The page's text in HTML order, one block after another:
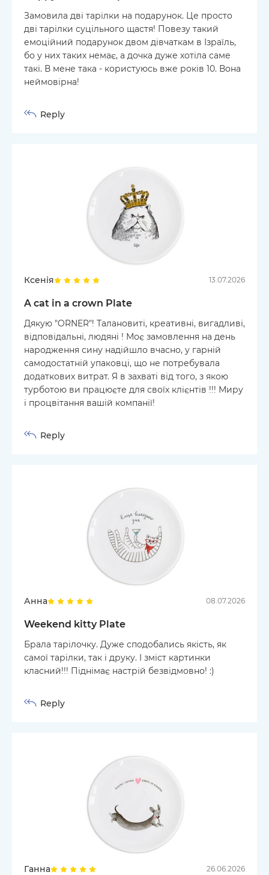
Замовила дві тарілки на подарунок. Це просто
дві тарілки суцільного щастя! Повезу такий
емоційний подарунок двом дівчаткам в Ізраїль,
бо у них таких немає, а дочка дуже хотіла саме
такі. В мене така - користуюсь вже років 10. Вона
неймовірна!
Reply
Ксенія 13.07.2026
A cat in a crown Plate
Дякую "ORNER"! Талановиті, креативні, вигадливі,
відповідальні, людяні ! Моє замовлення на день
народження сину надійшло вчасно, у гарній
самодостатній упаковці, що не потребувала
додаткових витрат. Я в захваті від того, з якою
турботою ви працюєте для своїх клієнтів !!! Миру
і процвітання вашій компанії!
Reply
Анна 08.07.2026
Weekend kitty Plate
Брала тарілочку. Дуже сподобались якість, як
самої тарілки, так і друку. І зміст картинки
класний!!! Піднімає настрій безвідмовно! :)
Reply
Ганна 26.06.2026